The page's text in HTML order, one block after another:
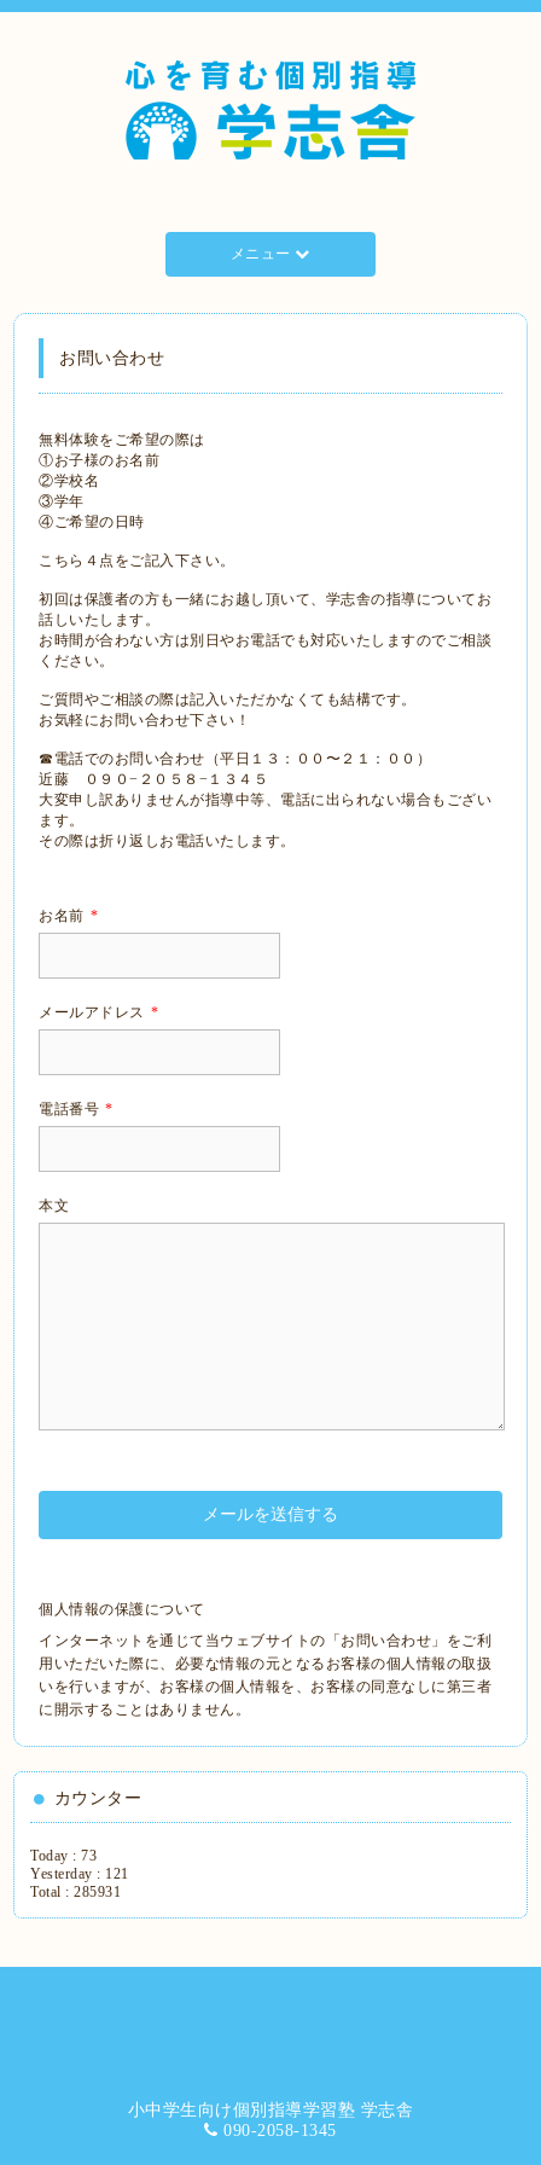
メニュー
お問い合わせ
無料体験をご希望の際は
①お子様のお名前
②学校名
③学年
④ご希望の日時
こちら４点をご記入下さい。
初回は保護者の方も一緒にお越し頂いて、学志舎の指導についてお
話しいたします。
お時間が合わない方は別日やお電話でも対応いたしますのでご相談
ください。
ご質問やご相談の際は記入いただかなくても結構です。
お気軽にお問い合わせ下さい！
☎︎電話でのお問い合わせ（平日１３：００〜２１：００）
近藤 ０９０−２０５８−１３４５
大変申し訳ありませんが指導中等、電話に出られない場合もござい
ます。
その際は折り返しお電話いたします。
お名前 *
メールアドレス *
電話番号 *
本文
個人情報の保護について
インターネットを通じて当ウェブサイトの「お問い合わせ」をご利
用いただいた際に、必要な情報の元となるお客様の個人情報の取扱
いを行いますが、お客様の個人情報を、お客様の同意なしに第三者
に開示することはありません。
カウンター
Today :73
Yesterday : 121
Total :285931
小中学生向け個別指導学習塾 学志舎
090-2058-1345